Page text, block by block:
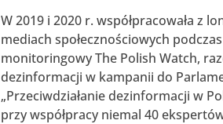
W 2019 i 2020 r. współpracowała
mediach społecznościowych
monitoringowy The Polish Watch,
dezinformacji w kampanii do
„Przeciwdziałanie dezinformacji w
przy współpracy niemal 40